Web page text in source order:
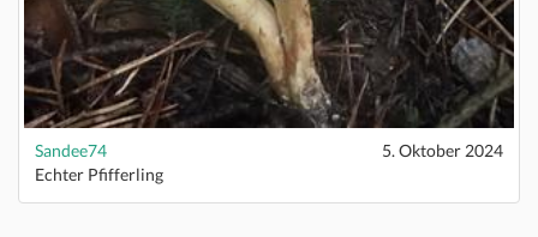
Sandee74
5. Oktober 2024
Echter Pfifferling